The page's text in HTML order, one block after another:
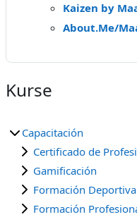
Kaizen by
About.Me/
Kurse
Capacitación
Certificado de
Gamificación
Formación Deportiva
Formación